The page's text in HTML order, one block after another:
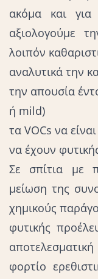
ακόμα και
αξιολογούμε
λοιπόν
αναλυτικά την
την απουσία
ή mild)
τα VOCs να
να έχουν
Σε σπίτια με
μείωση της
χημικούς
φυτικής
φορτίο